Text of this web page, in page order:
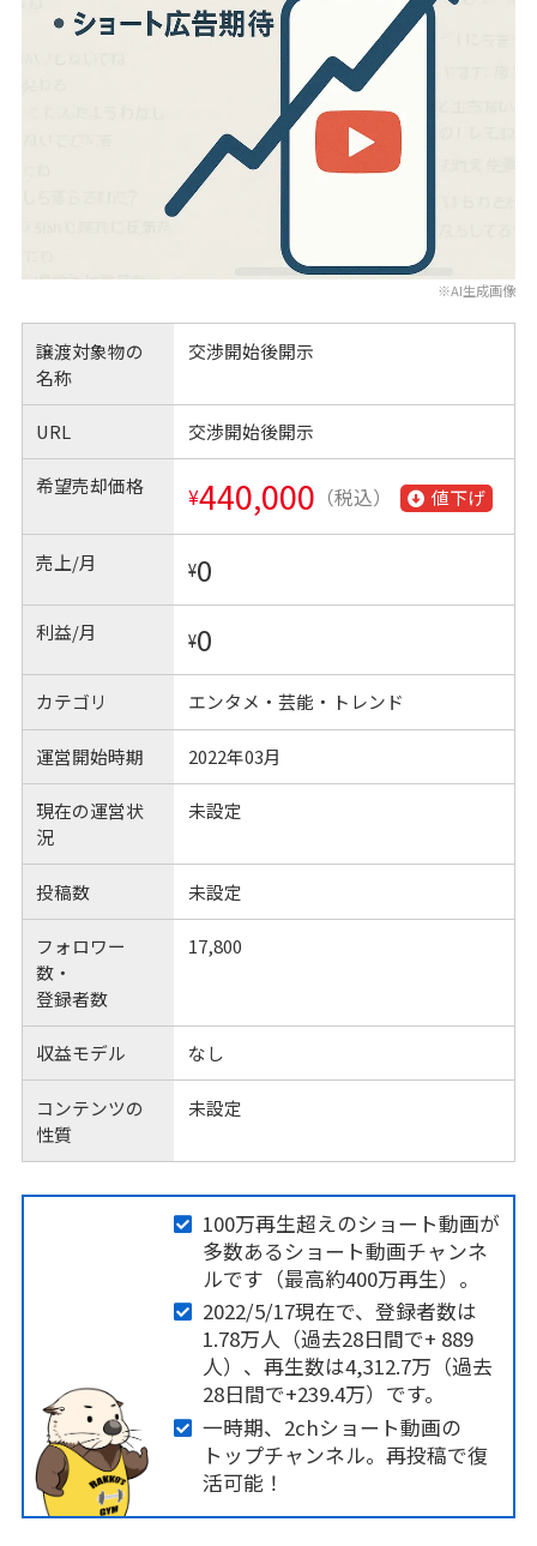
※AI生成画像
譲渡対象物の
名称
交渉開始後開示
URL 交渉開始後開示
希望売却価格 ¥440,000 （税込） 値下げ
売上/月 ¥0
利益/月 ¥0
カテゴリ エンタメ・芸能・トレンド
運営開始時期 2022年03月
現在の運営状
況
未設定
投稿数 未設定
フォロワー
数・
登録者数
17,800
収益モデル なし
コンテンツの
性質
未設定
100万再生超えのショート動画が
多数あるショート動画チャンネ
ルです（最高約400万再生）。
2022/5/17現在で、登録者数は
1.78万人（過去28日間で+ 889
人）、再生数は4,312.7万（過去
28日間で+239.4万）です。
一時期、2chショート動画の
トップチャンネル。再投稿で復
活可能！